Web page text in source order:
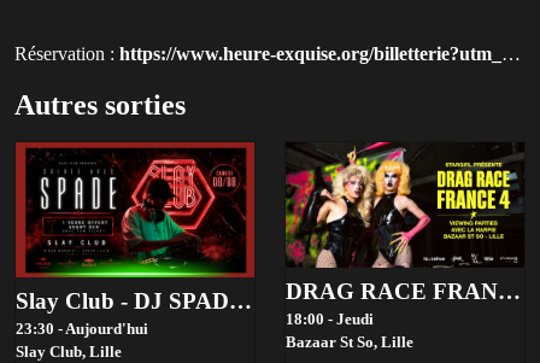
Réservation : https://www.heure-exquise.org/billetterie?utm_source=qluvis.com
Autres sorties
Slay Club - DJ SPADE 08/08
23:30 - Aujourd'hui
Slay Club, Lille
DRAG RACE FRANCE 4 VIEWING PARTIES - BAZAAR ST SO, LILLE
18:00 - Jeudi
Bazaar St So, Lille